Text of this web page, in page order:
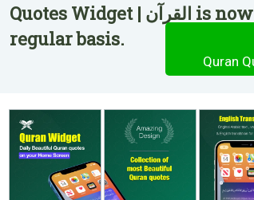
Quotes Widget | القرآن is now available on the
regular basis.